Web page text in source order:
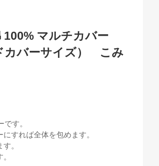
マルチカバー
バーサイズ） こみ
す。
すれば全体を包めます。
。